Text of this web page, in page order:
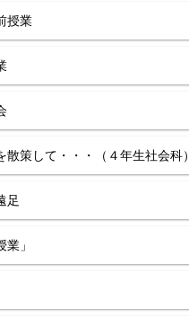
授業
散策して・・・（４年生社会科）
足
」